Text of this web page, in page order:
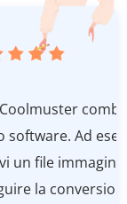
più
esempio,
e
del